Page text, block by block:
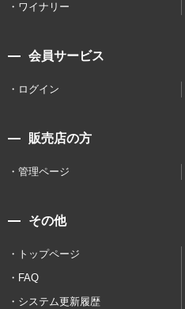
ワイナリー
会員サービス
ログイン
販売店の方
管理ページ
その他
トップページ
FAQ
システム更新履歴